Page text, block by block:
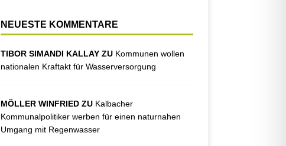
NEUESTE KOMMENTARE
TIBOR SIMANDI KALLAY ZU Kommunen wollen
nationalen Kraftakt für Wasserversorgung
MÖLLER WINFRIED ZU Kalbacher
Kommunalpolitiker werben für einen naturnahen
Umgang mit Regenwasser